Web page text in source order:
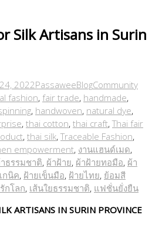
Silk Artisans in Surin
2022PassaweeBlogCommunity
fashion, fair trade, handmade,
, handwoven, natural dye,
, thai cotton, thai craft,Thai fair
, thai silk,Traceable Fashion,
empowerment, งานแฮนด์เมด,
ธรรมชาติ, ผ้าฝ้าย, ผ้าฝ้ายทอมือ, ผ้า
กนิค, ฝ้ายเข็นมือ, ฝ้ายไทย, ย้อมสี
กโลก, เส้นใยธรรมชาติ, แฟชั่นยั่งยืน
ARTISANS IN SURIN PROVINCE